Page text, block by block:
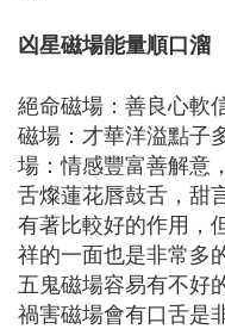
凶星磁場能量順口溜
絕命磁場：善良心軟
磁場：才華洋溢點子
場：情感豐富善解意
舌燦蓮花唇鼓舌，甜
有著比較好的作用，
祥的一面也是非常多
五鬼磁場容易有不好
禍害磁場會有口舌是非